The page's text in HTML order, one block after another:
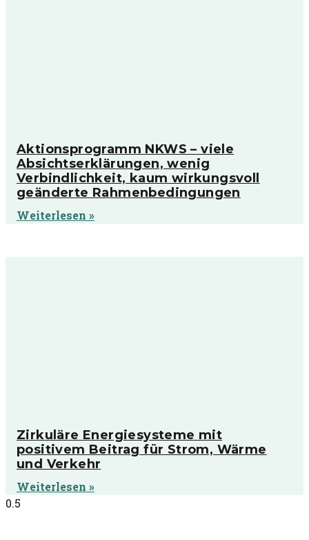
Aktionsprogramm NKWS – viele
Absichtserklärungen, wenig
Verbindlichkeit, kaum wirkungsvoll
geänderte Rahmenbedingungen
Weiterlesen »
Zirkuläre Energiesysteme mit
positivem Beitrag für Strom, Wärme
und Verkehr
Weiterlesen »